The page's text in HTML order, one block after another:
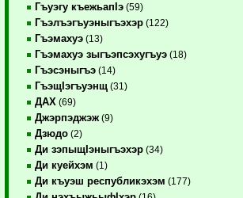
Гъуэгу къежьапIэ (59)
Гъэлъэгъуэныгъэхэр (122)
Гъэмахуэ (13)
Гъэмахуэ зыгъэпсэхугъуэ (18)
Гъэсэныгъэ (14)
ГъэщIэгъуэнщ (31)
ДАХ (69)
Джэрпэджэж (9)
Дзюдо (2)
Ди зэпыщIэныгъэхэр (34)
Ди куейхэм (1)
Ди къуэш республикэхэм (177)